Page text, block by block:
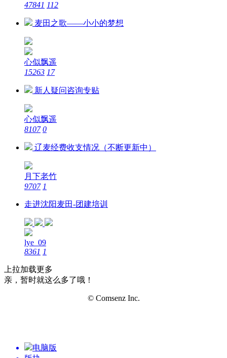
47841 112
麦田之歌——小小的梦想
心似飘遥
15263 17
新人疑问咨询专贴
心似飘遥
8107 0
辽麦经费收支情况（不断更新中）
月下老竹
9707 1
走进沈阳麦田-团建培训
lye_09
8361 1
上拉加载更多
亲，暂时就这么多了哦！
© Comsenz Inc.
电脑版